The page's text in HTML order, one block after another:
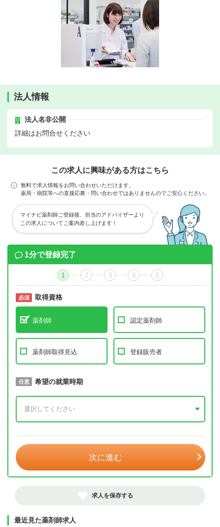
法人情報
法人名非公開
詳細はお問合せください
この求人に興味がある方はこちら
無料で求人情報をお問い合わせいただけます。
薬局・病院等への直接応募・問い合わせではありませんのでご安心ください。
マイナビ薬剤師ご登録後、担当のアドバイザーより
この求人についてご案内差し上げます！
1分で登録完了
1 2 3 4 5
必須 取得資格
薬剤師 認定薬剤師
薬剤師取得見込 登録販売者
必須 取得予定年
任意 希望の就業時期
次に進む
求人を保存する
最近見た薬剤師求人